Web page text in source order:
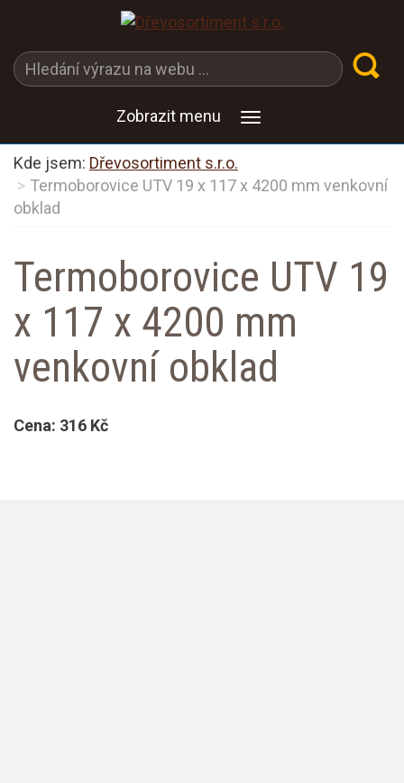
Zobrazit menu
Kde jsem: Dřevosortiment s.r.o.
Termoborovice UTV 19 x 117 x 4200 mm venkovní
obklad
Termoborovice UTV 19
x 117 x 4200 mm
venkovní obklad
Cena: 316 Kč